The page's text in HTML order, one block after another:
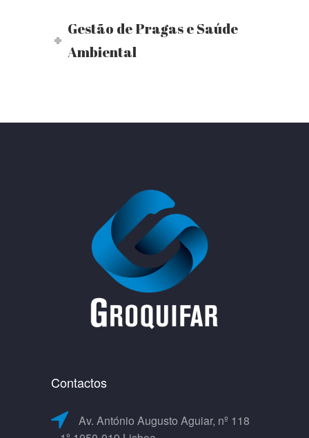
Gestão de Pragas e Saúde
Ambiental
Contactos
Av. António Augusto Aguiar, nº 118